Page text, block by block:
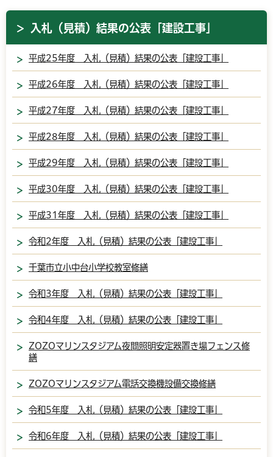
入札（見積）結果の公表「建設工事」
平成25年度 入札（見積）結果の公表「建設工事」
平成26年度 入札（見積）結果の公表「建設工事」
平成27年度 入札（見積）結果の公表「建設工事」
平成28年度 入札（見積）結果の公表「建設工事」
平成29年度 入札（見積）結果の公表「建設工事」
平成30年度 入札（見積）結果の公表「建設工事」
平成31年度 入札（見積）結果の公表「建設工事」
令和2年度 入札（見積）結果の公表「建設工事」
千葉市立小中台小学校教室修繕
令和3年度 入札（見積）結果の公表「建設工事」
令和4年度 入札（見積）結果の公表「建設工事」
ZOZOマリンスタジアム夜間照明安定器置き場フェンス修
繕
ZOZOマリンスタジアム電話交換機設備交換修繕
令和5年度 入札（見積）結果の公表「建設工事」
令和6年度 入札（見積）結果の公表「建設工事」